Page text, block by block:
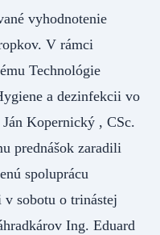
vyhodnotenie
V rámci
Technológie
a dezinfekcii vo
Kopernický , CSc.
prednášok zaradili
spoluprácu
sobotu o trinástej
Ing. Eduard